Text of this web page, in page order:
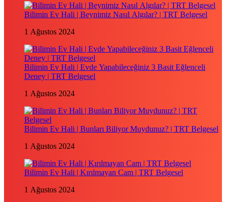
Bilimin Ev Hali | Beynimiz Nasıl Algılar? | TRT Belgesel
1 Ağustos 2024
Bilimin Ev Hali | Evde Yapabileceğiniz 3 Basit Eğlenceli
Deney | TRT Belgesel
1 Ağustos 2024
Bilimin Ev Hali | Bunları Biliyor Muydunuz? | TRT Belgesel
1 Ağustos 2024
Bilimin Ev Hali | Kırılmayan Cam | TRT Belgesel
1 Ağustos 2024